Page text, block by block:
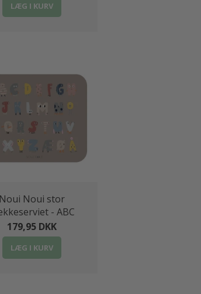
LÆG I KURV
Noui Noui stor
- ABC
179,95 DKK
LÆG I KURV